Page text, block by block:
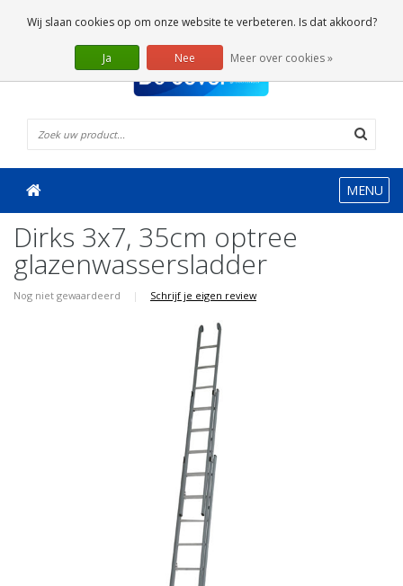
0 Artikelen
MENU
Dirks 3x7, 35cm optree
glazenwassersladder
Nog niet gewaardeerd | Schrijf je eigen review
Wij slaan cookies op om onze website te verbeteren. Is dat akkoord?
Ja Nee Meer over cookies »